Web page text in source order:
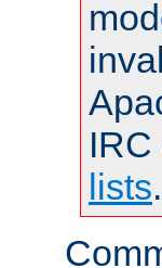
lists.